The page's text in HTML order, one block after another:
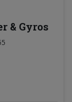
& Gyros